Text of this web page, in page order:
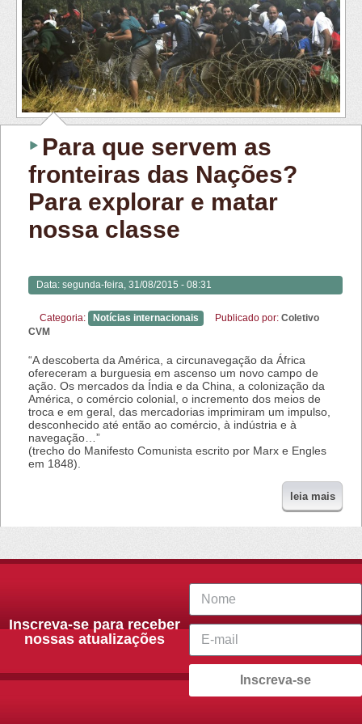
Para que servem as
fronteiras das Nações?
Para explorar e matar
nossa classe
Data: segunda-feira, 31/08/2015 - 08:31
Categoria: Notícias internacionais Publicado por: Coletivo
CVM
“A descoberta da América, a circunavegação da África
ofereceram a burguesia em ascenso um novo campo de
ação. Os mercados da Índia e da China, a colonização da
América, o comércio colonial, o incremento dos meios de
troca e em geral, das mercadorias imprimiram um impulso,
desconhecido até então ao comércio, à indústria e à
navegação…”
(trecho do Manifesto Comunista escrito por Marx e Engles
em 1848).
leia mais
Inscreva-se para receber
nossas atualizações
Inscreva-se